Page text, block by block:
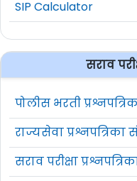
SIP Calculator
सराव
पोलीस भरती
राज्यसेवा प्रश्नपत्रिका
सराव परीक्षा